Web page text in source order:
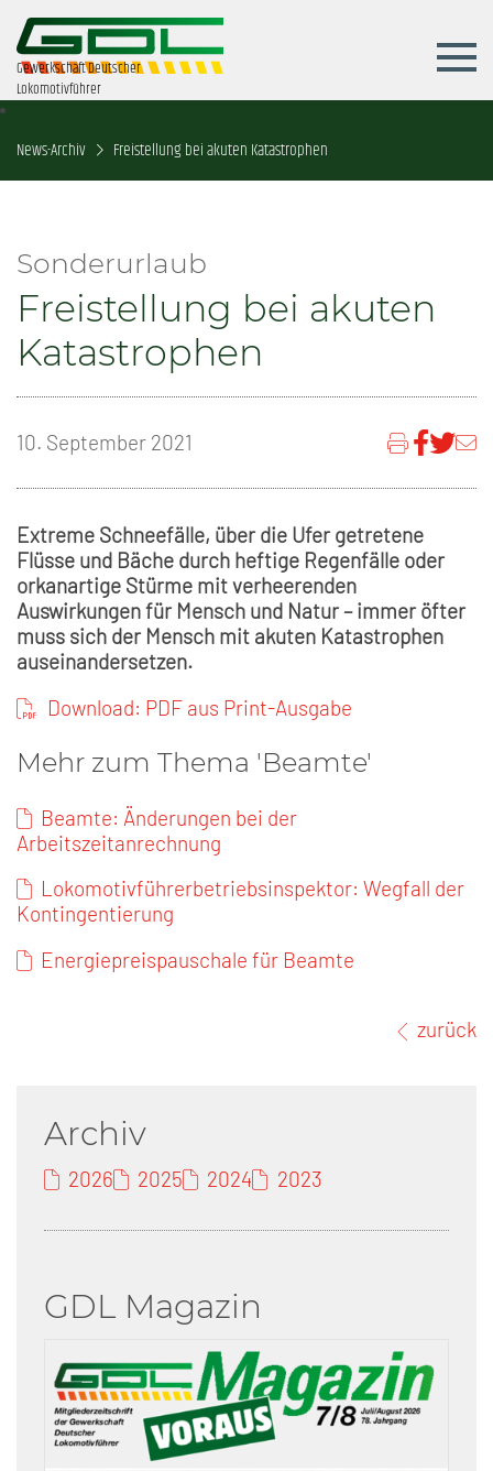
Gewerkschaft Deutscher
Lokomotivführer
News-Archiv Freistellung bei akuten Katastrophen
Sonderurlaub
Freistellung bei akuten
Katastrophen
10. September 2021
Extreme Schneefälle, über die Ufer getretene
Flüsse und Bäche durch heftige Regenfälle oder
orkanartige Stürme mit verheerenden
Auswirkungen für Mensch und Natur – immer öfter
muss sich der Mensch mit akuten Katastrophen
auseinandersetzen.
Download: PDF aus Print-Ausgabe
Mehr zum Thema 'Beamte'
Beamte: Änderungen bei der
Arbeitszeitanrechnung
Lokomotivführerbetriebsinspektor: Wegfall der
Kontingentierung
Energiepreispauschale für Beamte
zurück
Archiv
2026 2025 2024 2023
GDL Magazin